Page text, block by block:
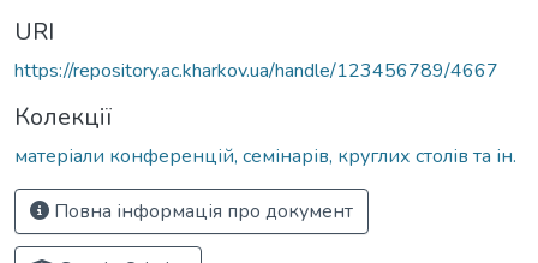
URI
https://repository.ac.kharkov.ua/handle/123456789/4667
Колекції
матеріали конференцій, семінарів, круглих столів та ін.
Повна інформація про документ